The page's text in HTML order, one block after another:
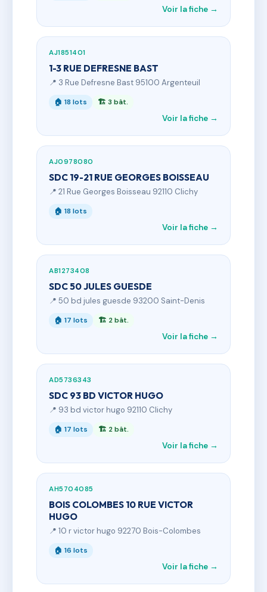
Voir la fiche →
AJ1851401
1-3 RUE DEFRESNE BAST
📍 3 Rue Defresne Bast 95100 Argenteuil
🏠 18 lots 🏗 3 bât.
Voir la fiche →
AJ0978080
SDC 19-21 RUE GEORGES BOISSEAU
📍 21 Rue Georges Boisseau 92110 Clichy
🏠 18 lots
Voir la fiche →
AB1273408
SDC 50 JULES GUESDE
📍 50 bd jules guesde 93200 Saint-Denis
🏠 17 lots 🏗 2 bât.
Voir la fiche →
AD5736343
SDC 93 BD VICTOR HUGO
📍 93 bd victor hugo 92110 Clichy
🏠 17 lots 🏗 2 bât.
Voir la fiche →
AH5704085
BOIS COLOMBES 10 RUE VICTOR
HUGO
📍 10 r victor hugo 92270 Bois-Colombes
🏠 16 lots
Voir la fiche →